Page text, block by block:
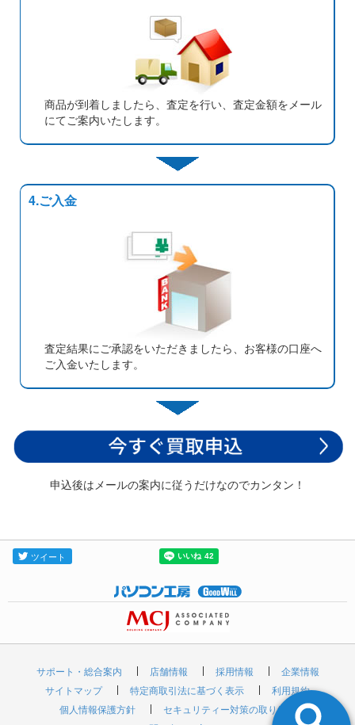
商品が到着しましたら、査定を行い、査定金額をメール
にてご案内いたします。
4.ご入金
査定結果にご承認をいただきましたら、お客様の口座へ
ご入金いたします。
申込後はメールの案内に従うだけなのでカンタン！
サポート・総合案内 店舗情報 採用情報
企業情報
サイトマップ
特定商取引法に基づく表示
利用規約
個人情報保護方針
セキュリティー対策の取り組み